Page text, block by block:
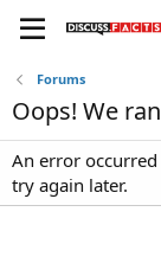
Forums
Oops! We
An error
try again later.